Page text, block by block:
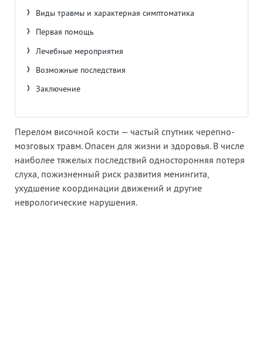
Виды травмы и характерная симптоматика
Первая помощь
Лечебные мероприятия
Возможные последствия
Заключение
Перелом височной кости — частый спутник черепно-
мозговых травм. Опасен для жизни и здоровья. В числе
наиболее тяжелых последствий односторонняя потеря
слуха, пожизненный риск развития менингита,
ухудшение координации движений и другие
неврологические нарушения.